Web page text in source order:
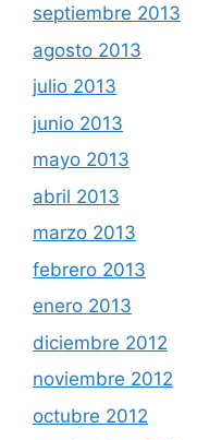
septiembre 2013
agosto 2013
julio 2013
junio 2013
mayo 2013
abril 2013
marzo 2013
febrero 2013
enero 2013
diciembre 2012
noviembre 2012
octubre 2012